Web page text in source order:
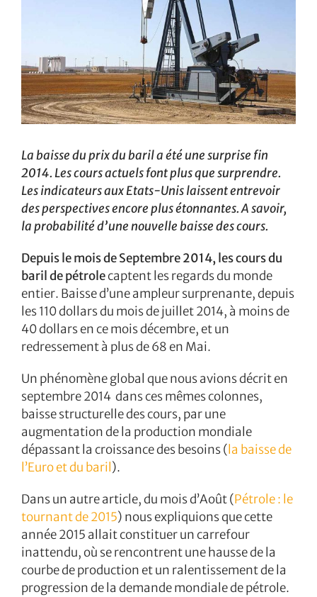
La baisse du prix du baril a été une surprise fin
2014. Les cours actuels font plus que surprendre.
Les indicateurs aux Etats-Unis laissent entrevoir
des perspectives encore plus étonnantes. A savoir,
la probabilité d’une nouvelle baisse des cours.
Depuis le mois de Septembre 2014, les cours du
baril de pétrolecaptent les regards du monde
entier. Baisse d’une ampleur surprenante, depuis
les 110 dollars du mois de juillet 2014, à moins de
40 dollars en ce mois décembre, et un
redressement à plus de 68 en Mai.
Un phénomène global que nous avions décrit en
septembre 2014 dans ces mêmes colonnes,
baisse structurelle des cours, par une
augmentation de la production mondiale
dépassant la croissance des besoins (la baisse de
l’Euro et du baril).
Dans un autre article, du mois d’Août (Pétrole : le
tournant de 2015) nous expliquions que cette
année 2015 allait constituer un carrefour
inattendu, où se rencontrent une hausse de la
courbe de production et un ralentissement de la
progression de la demande mondiale de pétrole.